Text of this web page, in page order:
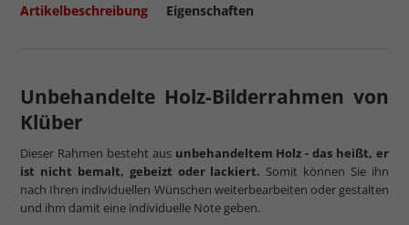
Artikelbeschreibung Eigenschaften
Unbehandelte Holz-Bilderrahmen von
Klüber
Dieser Rahmen besteht aus unbehandeltem Holz - das heißt, er
ist nicht bemalt, gebeizt oder lackiert. Somit können Sie ihn
nach Ihren individuellen Wünschen weiterbearbeiten oder gestalten
und ihm damit eine individuelle Note geben.